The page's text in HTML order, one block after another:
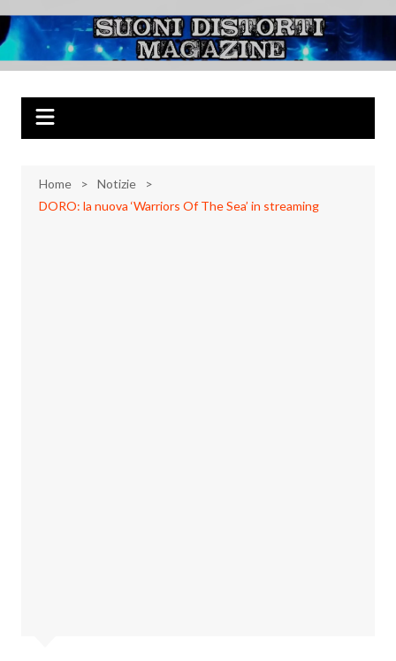
al
contenuto
Suoni Distorti
Magazine
Musica Rock, Metal, Punk e varie sonorità alternative
Home
Notizie
DORO: la nuova ‘Warriors Of The Sea’ in streaming